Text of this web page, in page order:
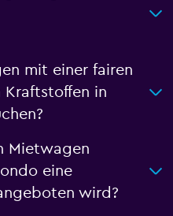
mit einer fairen
Kraftstoffen in
Mietwagen
eine
wird?